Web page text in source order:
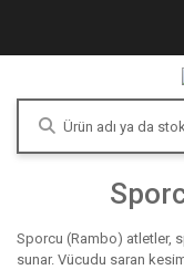
Sporcu (Rambo) atletler,
sunar. Vücudu saran